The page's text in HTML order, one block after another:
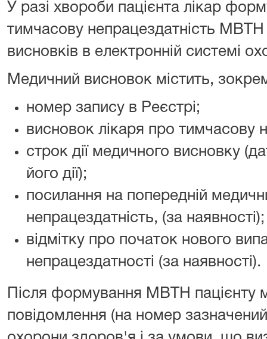
У разі хвороби пацієнта лікар
тимчасову непрацездатність МВТН
висновків в електронній системі
Медичний висновок містить,
номер запису в Реєстрі;
висновок лікаря про тимчасову
строк дії медичного висновку
його дії);
посилання на попередній
непрацездатність, (за наявності);
відмітку про початок нового
непрацездатності (за наявності).
Після формування МВТН пацієнту
повідомлення (на номер